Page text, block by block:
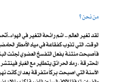
من نحن ؟
لقد تغير العالم .. اشم رائحة التغير في
الوقت. التي تذوب كفقاعة في مياه الأمطار
فأصبحت منتنة بفعل التفسخ العضوي لجثث
المحترقة ، رماد الحرائق يتطاير مع الغبار
الآسنة التي اصبحت بِرَكاً متفرقة بعد ان كانت